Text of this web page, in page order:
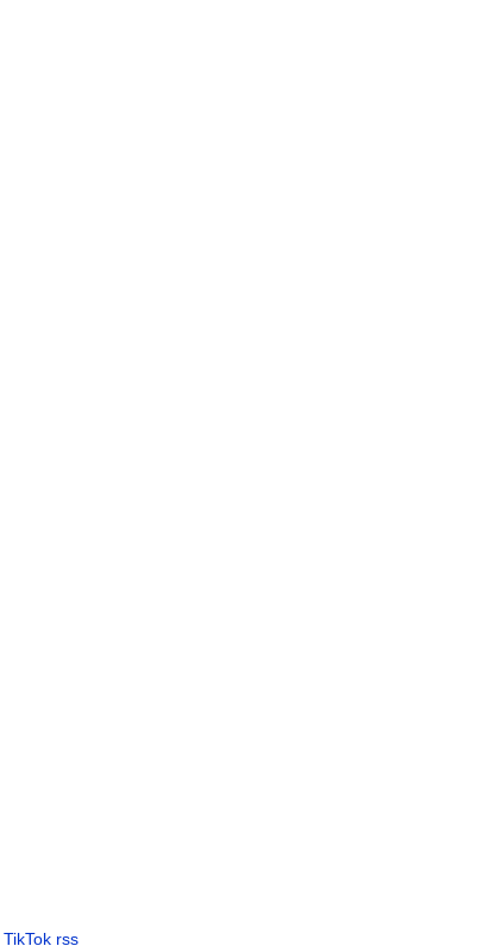
TikTok rss